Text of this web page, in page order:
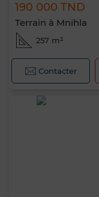
190 000 TND
Terrain à Mnihla
257 m²
Contacter